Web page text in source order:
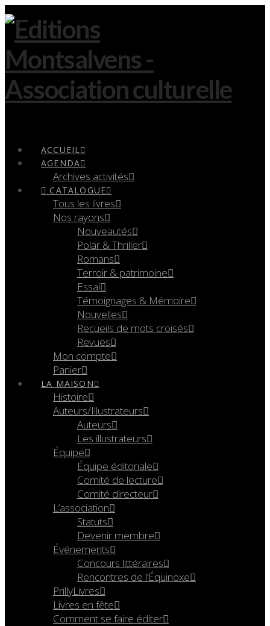
ACCUEIL
AGENDA
Archives activités
CATALOGUE
Tous les livres
Nos rayons
Nouveautés
Polar & Thriller
Romans
Terroir & patrimoine
Essai
Témoignages & Mémoire
Nouvelles
Recueils de mots croisés
Revues
Mon compte
Panier
LA MAISON
Histoire
Auteurs/Illustrateurs
Auteurs
Les illustrateurs
Équipe
Équipe éditoriale
Comité de lecture
Comité directeur
L’association
Statuts
Devenir membre
Événements
Concours littéraires
Rencontres de l’Équinoxe
PrillyLivres
Livres en fête
Comment se faire éditer